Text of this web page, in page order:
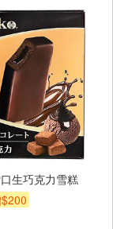
生巧克力雪糕